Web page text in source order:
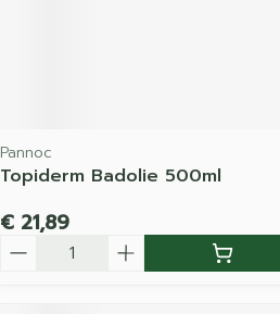
Pannoc
Topiderm Badolie 500ml
€ 21,89